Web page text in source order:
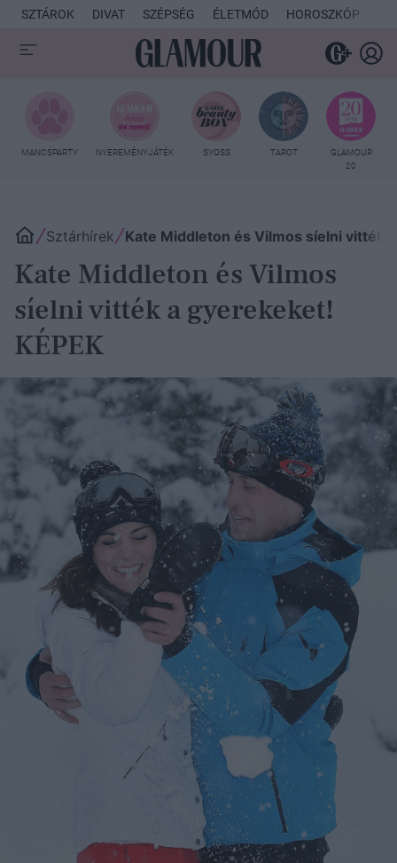
SZTÁROK DIVAT SZÉPSÉG ÉLETMÓD HOROSZKÓP
MANCSPARTY NYEREMÉNYJÁTÉK SYOSS TAROT
GLAMOUR
20
Sztárhírek Kate Middleton és Vilmos síelni vitték
Kate Middleton és Vilmos
síelni vitték a gyerekeket!
KÉPEK